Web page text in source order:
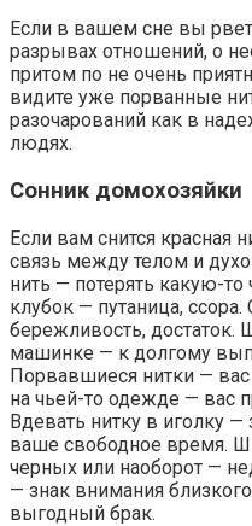
Если в вашем сне вы
разрывах отношений, о
притом по не очень
видите уже порванные
разочарований как в
людях.
Сонник домохозяйки
Если вам снится красная
связь между телом и
нить — потерять какую-то
клубок — путаница,
бережливость, достаток.
машинке — к долгому
Порвавшиеся нитки —
на чьей-то одежде — вас
Вдевать нитку в иголку —
ваше свободное время.
черных или наоборот —
— знак внимания
выгодный брак.